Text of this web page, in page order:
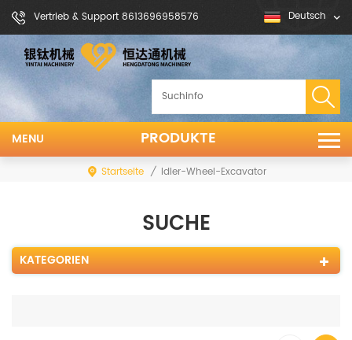
Vertrieb & Support 8613696958576 Deutsch
PRODUKTE
MENU
Startseite / Idler-Wheel-Excavator
SUCHE
KATEGORIEN